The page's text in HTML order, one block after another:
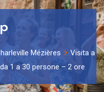
Mézières
Visita a
1 a 30 persone – 2 ore